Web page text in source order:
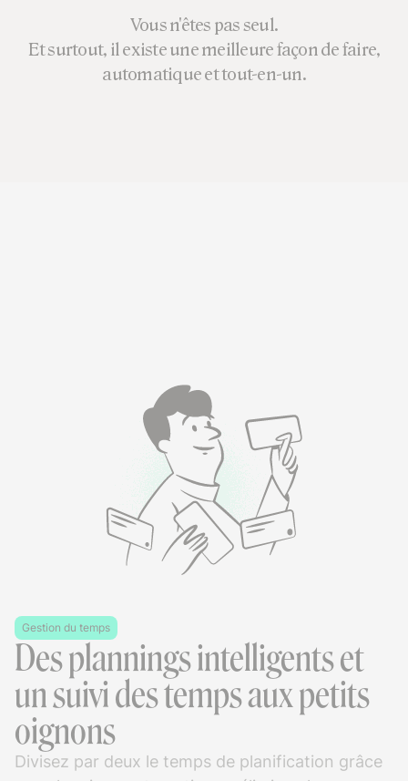
Vous n'êtes pas seul.
Et surtout, il existe une meilleure façon de faire,
automatique et tout-en-un.
Gestion du temps
Des plannings intelligents et
un suivi des temps aux petits
oignons
Divisez par deux le temps de planification grâce